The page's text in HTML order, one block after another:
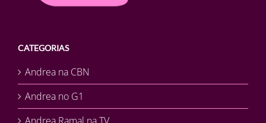
CATEGORIAS
Andrea na CBN
Andrea no G1